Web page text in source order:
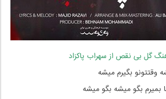
گل بی نقص از سهراب پاکزاد
وقتتونو بگیرم میشه
بمیرم بگو میشه بگو میشه